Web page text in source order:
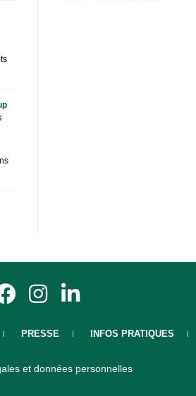
PRESSE INFOS PRATIQUES
et données personnelles